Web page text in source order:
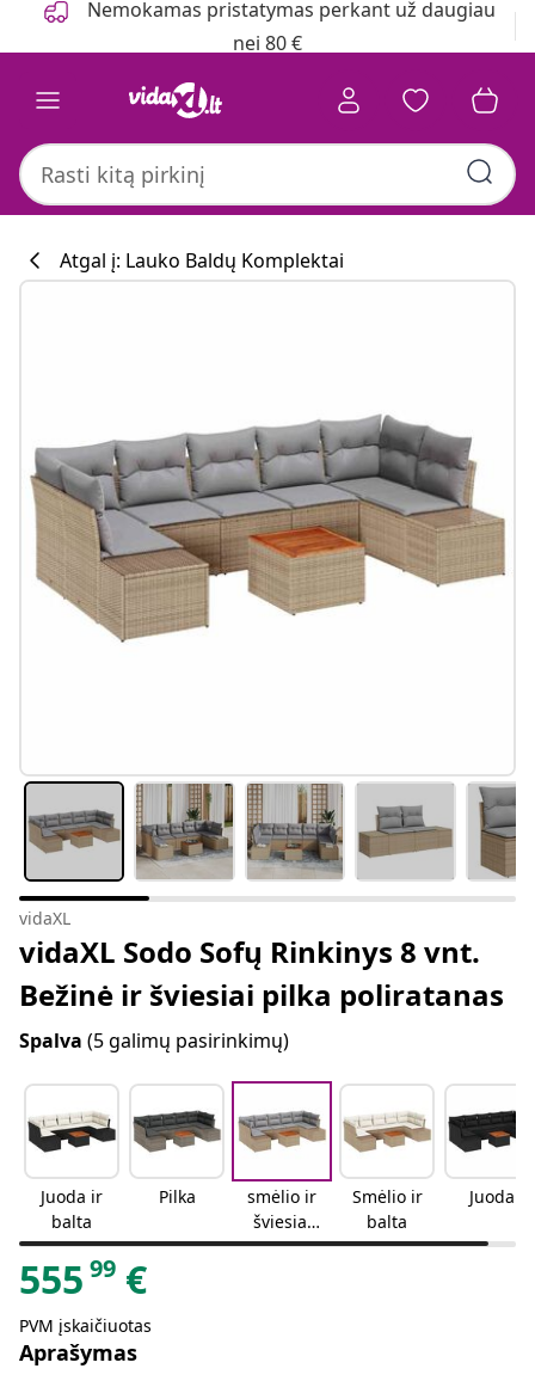
Nemokamas pristatymas perkant už daugiau
nei 80 €
Atgal į: Lauko Baldų Komplektai
vidaXL
vidaXL Sodo Sofų Rinkinys 8 vnt.
Bežinė ir šviesiai pilka poliratanas
Spalva (5 galimų pasirinkimų)
Juoda ir
balta
Pilka
smėlio ir
šviesiai
pilkos
Smėlio ir
balta
Juoda
555 99 €
PVM įskaičiuotas
Aprašymas